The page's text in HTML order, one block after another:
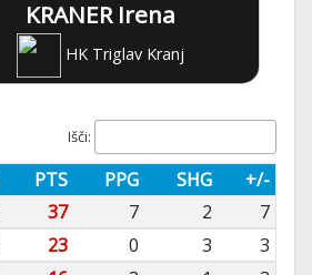
KRANER Irena
HK Triglav Kranj
Išči:
PTS PPG SHG
+/-
37 7 2
7
23 0 3
3